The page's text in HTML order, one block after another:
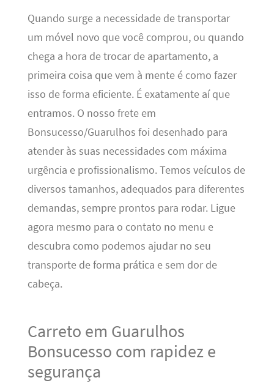
Quando surge a necessidade de transportar
um móvel novo que você comprou, ou quando
chega a hora de trocar de apartamento, a
primeira coisa que vem à mente é como fazer
isso de forma eficiente. É exatamente aí que
entramos. O nosso frete em
Bonsucesso/Guarulhos foi desenhado para
atender às suas necessidades com máxima
urgência e profissionalismo. Temos veículos de
diversos tamanhos, adequados para diferentes
demandas, sempre prontos para rodar. Ligue
agora mesmo para o contato no menu e
descubra como podemos ajudar no seu
transporte de forma prática e sem dor de
cabeça.
Carreto em Guarulhos
Bonsucesso com rapidez e
segurança